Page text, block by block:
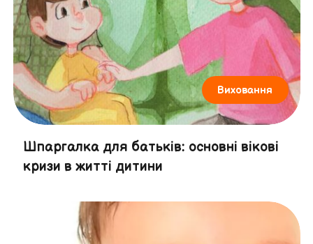
Виховання
Шпаргалка для батьків: основні вікові
кризи в житті дитини